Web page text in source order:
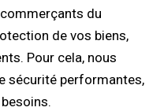
du
de vos biens,
Pour cela, nous
sécurité performantes,